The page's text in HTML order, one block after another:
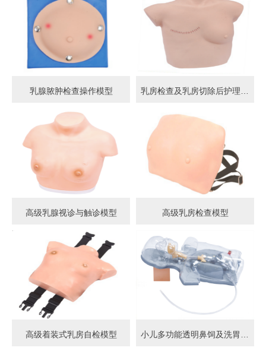
乳腺脓肿检查操作模型
高级乳腺视诊与触诊模型 高级乳房检查模型
高级着装式乳房自检模型